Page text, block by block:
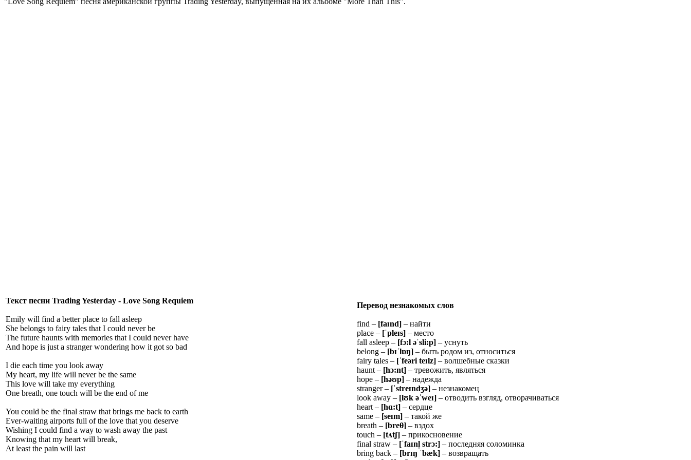
Текст песни Trading Yesterday - Love Song Requiem
Emily will find a better place to fall asleep
She belongs to fairy tales that I could never be
The future haunts with memories that I could never have
And hope is just a stranger wondering how it got so bad
I die each time you look away
My heart, my life will never be the same
This love will take my everything
One breath, one touch will be the end of me
You could be the final straw that brings me back to earth
Ever-waiting airports full of the love that you deserve
Wishing I could find a way to wash away the past
Knowing that my heart will break,
At least the pain will last
Перевод незнакомых слов
find – [faɪnd] – найти
place – [ˈpleɪs] – место
fall asleep – [fɔ:l əˈsli:p] – уснуть
belong – [bɪˈlɒŋ] – быть родом из, относиться
fairy tales – [ˈfeəri teɪlz] – волшебные сказки
haunt – [hɔ:nt] – тревожить, являться
hope – [həʊp] – надежда
stranger – [ˈstreɪndʒə] – незнакомец
look away – [lʊk əˈweɪ] – отводить взгляд, отворачиваться
heart – [hɑ:t] – сердце
same – [seɪm] – такой же
breath – [breθ] – вздох
touch – [tʌtʃ] – прикосновение
final straw – [ˈfaɪnl strɔ:] – последняя соломинка
bring back – [brɪŋ ˈbæk] – возвращать